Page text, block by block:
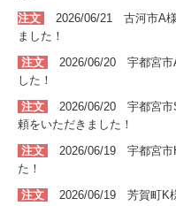
注文
2026/06/21 古河市A
ました！
注文
2026/06/20 宇都宮市
した！
注文
2026/06/20 宇都宮市
頼をいただきました！
注文
2026/06/19 宇都宮市
た！
注文
2026/06/19 芳賀町K